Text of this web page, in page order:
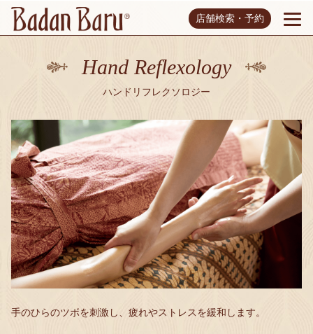
店舗検索・予約
Hand Reflexology
ハンドリフレクソロジー
手のひらのツボを刺激し、疲れやストレスを緩和します。